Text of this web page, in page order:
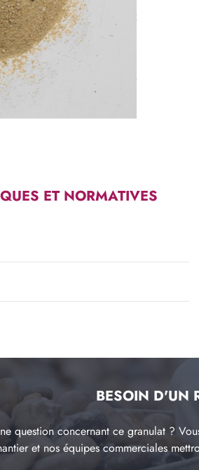
ET NORMATIVES
BESOIN D'UN
question concernant ce granulat ?
et nos équipes commerciales
TRIANGLE
Largeur
Voir les carrières près de chez moi